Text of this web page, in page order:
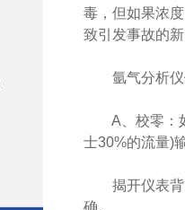
毒，但如果浓
致引发事故的
氩气分析仪
A、校零：如
士30%的流量)
揭开仪表背后
确。